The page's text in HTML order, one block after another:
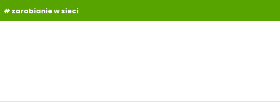
zarabianie w sieci